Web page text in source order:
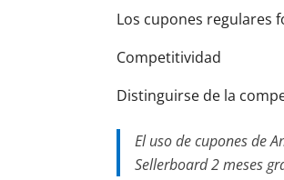
Los cupones regulares
Competitividad
Distinguirse de la
El uso de cupones de
Sellerboard 2 meses